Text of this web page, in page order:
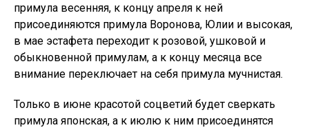
примула весенняя, к концу апреля к ней
присоединяются примула Воронова, Юлии и высокая,
в мае эстафета переходит к розовой, ушковой и
обыкновенной примулам, а к концу месяца все
внимание переключает на себя примула мучнистая.
Только в июне красотой соцветий будет сверкать
примула японская, а к июлю к ним присоединятся